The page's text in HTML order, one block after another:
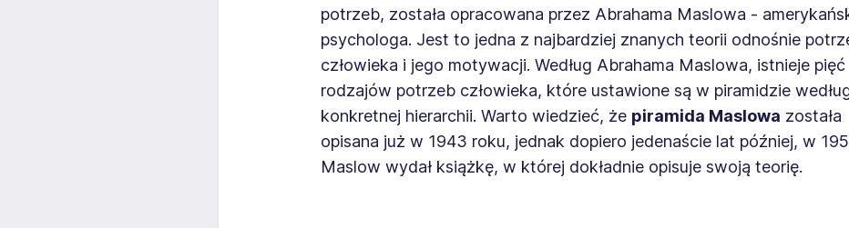
potrzeb, została opracowana przez Abrahama Maslowa -
psychologa. Jest to jedna z najbardziej znanych teorii odnośnie
człowieka i jego motywacji. Według Abrahama Maslowa, istnieje pięć
rodzajów potrzeb człowieka, które ustawione są w piramidzie
konkretnej hierarchii. Warto wiedzieć, że piramida Maslowa została
opisana już w 1943 roku, jednak dopiero jedenaście lat później, w
Maslow wydał książkę, w której dokładnie opisuje swoją teorię.